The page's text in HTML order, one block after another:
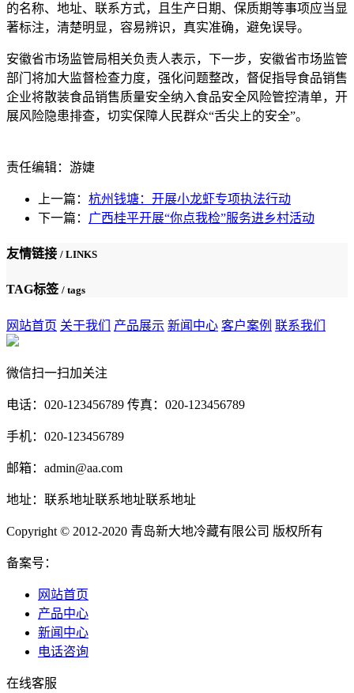
的名称、地址、联系方式，且生产日期、保质期等事项应当显
著标注，清楚明显，容易辨识，真实准确，避免误导。
安徽省市场监管局相关负责人表示，下一步，安徽省市场监管
部门将加大监督检查力度，强化问题整改，督促指导食品销售
企业将散装食品销售质量安全纳入食品安全风险管控清单，开
展风险隐患排查，切实保障人民群众“舌尖上的安全”。
责任编辑：游婕
上一篇： 杭州钱塘：开展小龙虾专项执法行动
下一篇： 广西桂平开展“你点我检”服务进乡村活动
友情链接 / LINKS
TAG标签 / tags
网站首页 关于我们 产品展示 新闻中心 客户案例 联系我们
微信扫一扫加关注
电话：020-123456789 传真：020-123456789
手机：020-123456789
邮箱：admin@aa.com
地址：联系地址联系地址联系地址
Copyright © 2012-2020 青岛新大地冷藏有限公司 版权所有
备案号：
网站首页
产品中心
新闻中心
电话咨询
在线客服